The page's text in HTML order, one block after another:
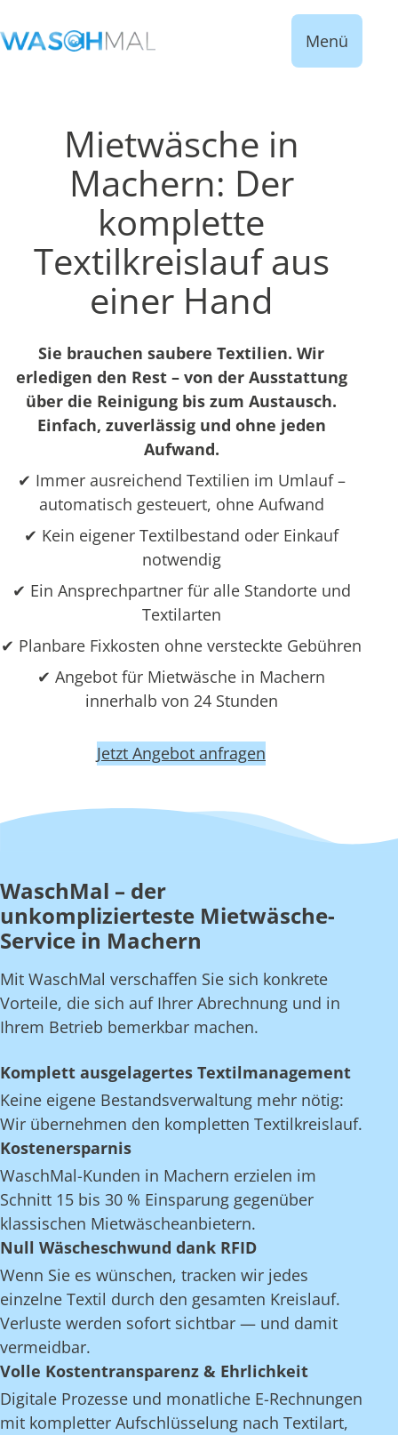
Menü
Mietwäsche in
Machern: Der
komplette
Textilkreislauf aus
einer Hand
Sie brauchen saubere Textilien. Wir
erledigen den Rest – von der Ausstattung
über die Reinigung bis zum Austausch.
Einfach, zuverlässig und ohne jeden
Aufwand.
✔ Immer ausreichend Textilien im Umlauf –
automatisch gesteuert, ohne Aufwand
✔ Kein eigener Textilbestand oder Einkauf
notwendig
✔ Ein Ansprechpartner für alle Standorte und
Textilarten
✔ Planbare Fixkosten ohne versteckte Gebühren
✔ Angebot für Mietwäsche in Machern
innerhalb von 24 Stunden
Jetzt Angebot anfragen
WaschMal – der
unkomplizierteste Mietwäsche-
Service in Machern
Mit WaschMal verschaffen Sie sich konkrete
Vorteile, die sich auf Ihrer Abrechnung und in
Ihrem Betrieb bemerkbar machen.
Komplett ausgelagertes Textilmanagement
Keine eigene Bestandsverwaltung mehr nötig:
Wir übernehmen den kompletten Textilkreislauf.
Kostenersparnis
WaschMal-Kunden in Machern erzielen im
Schnitt 15 bis 30 % Einsparung gegenüber
klassischen Mietwäscheanbietern.
Null Wäscheschwund dank RFID
Wenn Sie es wünschen, tracken wir jedes
einzelne Textil durch den gesamten Kreislauf.
Verluste werden sofort sichtbar — und damit
vermeidbar.
Volle Kostentransparenz & Ehrlichkeit
Digitale Prozesse und monatliche E-Rechnungen
mit kompletter Aufschlüsselung nach Textilart,